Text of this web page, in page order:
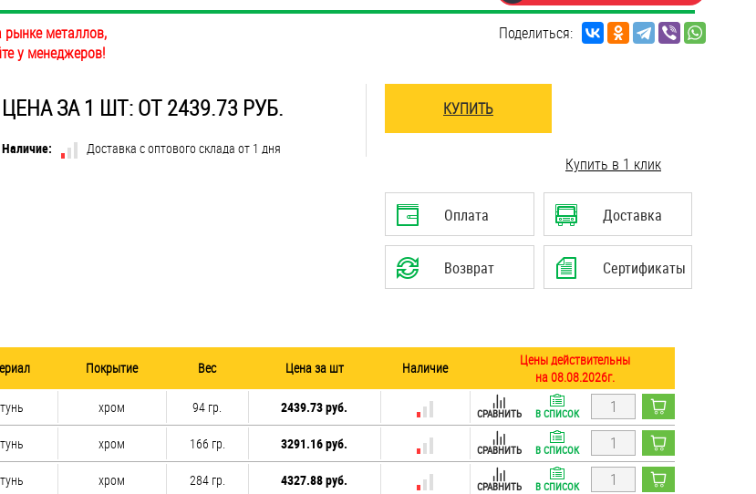
рынке металлов,
у менеджеров!
Поделиться:
ЦЕНА ЗА 1 ШТ: ОТ 2439.73 РУБ.
Наличие: Доставка с оптового склада от 1 дня
КУПИТЬ
Купить в 1 клик
Оплата Доставка
Возврат Сертификаты
Покрытие Вес Цена за шт Наличие
Цены действительны
на 08.08.2026г.
хром 94 гр. 2439.73 руб. СРАВНИТЬ В СПИСОК
хром 166 гр. 3291.16 руб. СРАВНИТЬ В СПИСОК
хром 284 гр. 4327.88 руб. СРАВНИТЬ В СПИСОК